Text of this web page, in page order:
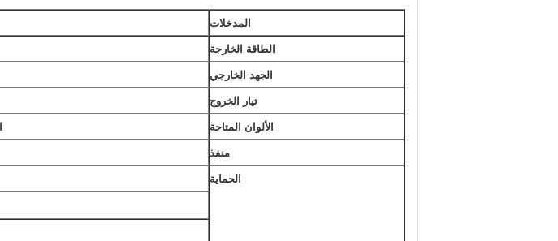
المدخلات
الطاقة الخارجة
الجهد الخارجي
تيار الخروج
الألوان المتاحة
منفذ
الحماية